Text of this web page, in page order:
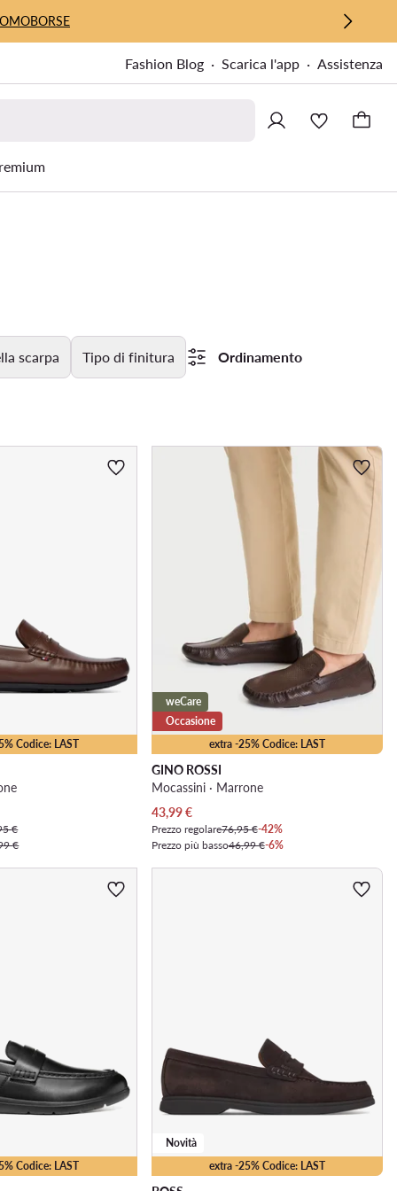
BORSE
Fashion Blog Scarica l'app Assistenza
scarpa Tipo di finitura Ordinamento
Codice: LAST
€
€
extra -25% Codice: LAST
weCare
Occasione
GINO ROSSI
Mocassini · Marrone
Prezzo attuale
43,99€
Prezzo regolare76,95 €-42%
Prezzo più basso46,99 €-6%
Codice: LAST extra -25% Codice: LAST
Novità